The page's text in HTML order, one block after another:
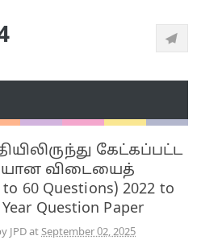
கேட்கப்பட்ட
விடையைத்
60 Questions) 2022 to
Question Paper
atSeptember 02, 2025